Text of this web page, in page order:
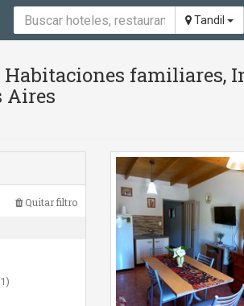
Tandil
familiares,
Aires
Quitar filtro